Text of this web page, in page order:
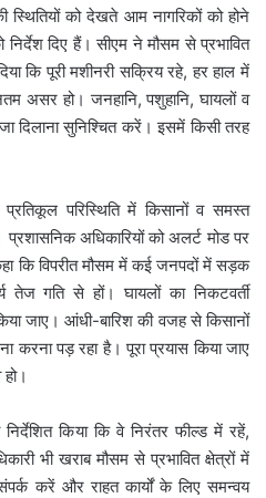
स्थितियों को देखते आम नागरिकों को होने
दिए हैं। सीएम ने मौसम से प्रभावित
कि पूरी मशीनरी सक्रिय रहे, हर हाल में
असर हो। जनहानि, पशुहानि, घायलों व
दिलाना सुनिश्चित करें। इसमें किसी तरह
परिस्थिति में किसानों व समस्त
अधिकारियों को अलर्ट मोड पर
कि विपरीत मौसम में कई जनपदों में सड़क
तेज गति से हों। घायलों का निकटवर्ती
जाए। आंधी-बारिश की वजह से किसानों
करना पड़ रहा है। पूरा प्रयास किया जाए
किया कि वे निरंतर फील्ड में रहें,
भी खराब मौसम से प्रभावित क्षेत्रों में
करें और राहत कार्यों के लिए समन्वय